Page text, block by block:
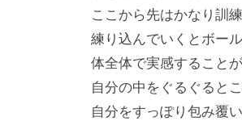
ここから先はかなり訓
練り込んでいくとボー
体全体で実感すること
自分の中をぐるぐると
自分をすっぽり包み覆